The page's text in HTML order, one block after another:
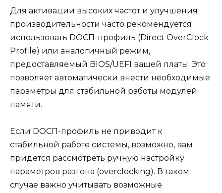
Для активации высоких частот и улучшения
производительности часто рекомендуется
использовать DOCП-профиль (Direct OverClock
Profile) или аналогичный режим,
предоставляемый BIOS/UEFI вашей платы. Это
позволяет автоматически внести необходимые
параметры для стабильной работы модулей
памяти.
Если DOCП-профиль не приводит к
стабильной работе системы, возможно, вам
придется рассмотреть ручную настройку
параметров разгона (overclocking). В таком
случае важно учитывать возможные